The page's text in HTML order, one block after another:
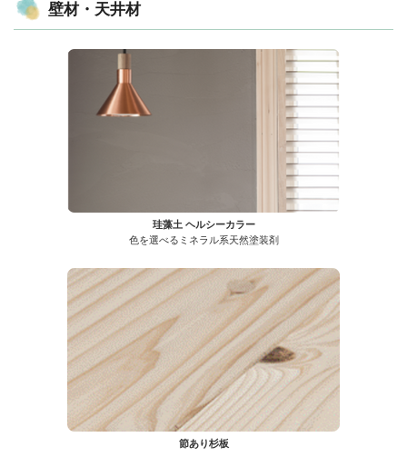
壁材・天井材
珪藻土 ヘルシーカラー
色を選べるミネラル系天然塗装剤
節あり杉板